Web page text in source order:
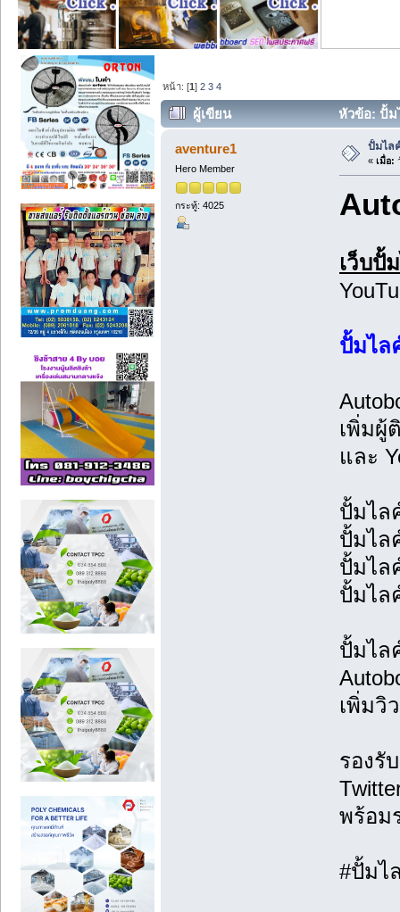
หน้า: [1]2 3 4
ผู้เขียน หัวข้อ: ปั้ม
aventure1
Hero Member
กระทู้: 4025
ปั้มไล
« เมื่อ:
เว็บปั้
ปั้มไล
เพิ่มผู้
และ
ปั้มไล
ปั้มไล
ปั้มไล
ปั้มไล
ปั้มไล
เพิ่มวิ
รองรั
พร้อม
#ปั้มไ